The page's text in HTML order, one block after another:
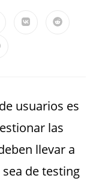
usuarios es
las
llevar a
de testing